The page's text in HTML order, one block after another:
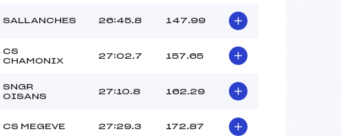
SALLANCHES 26:45.8 147.99
CS
CHAMONIX
27:02.7 157.65
SNGR
OISANS
27:10.8 162.29
CS MEGEVE 27:29.3 172.87